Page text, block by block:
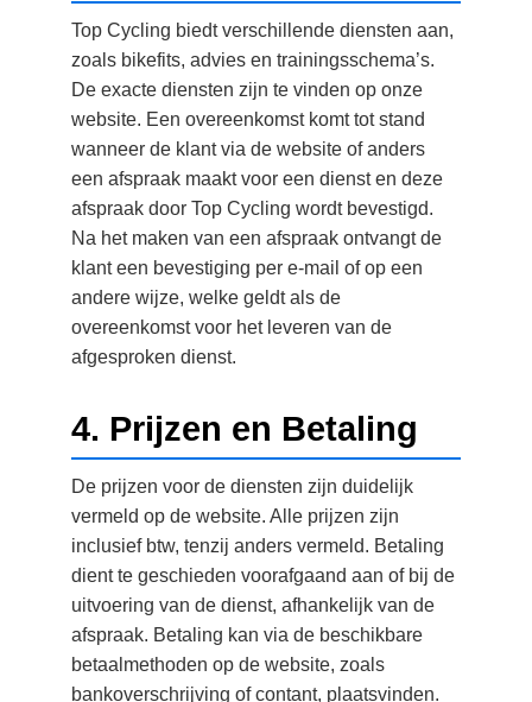
Top Cycling biedt verschillende diensten aan,
zoals bikefits, advies en trainingsschema’s.
De exacte diensten zijn te vinden op onze
website. Een overeenkomst komt tot stand
wanneer de klant via de website of anders
een afspraak maakt voor een dienst en deze
afspraak door Top Cycling wordt bevestigd.
Na het maken van een afspraak ontvangt de
klant een bevestiging per e-mail of op een
andere wijze, welke geldt als de
overeenkomst voor het leveren van de
afgesproken dienst.
4. Prijzen en Betaling
De prijzen voor de diensten zijn duidelijk
vermeld op de website. Alle prijzen zijn
inclusief btw, tenzij anders vermeld. Betaling
dient te geschieden voorafgaand aan of bij de
uitvoering van de dienst, afhankelijk van de
afspraak. Betaling kan via de beschikbare
betaalmethoden op de website, zoals
bankoverschrijving of contant, plaatsvinden.